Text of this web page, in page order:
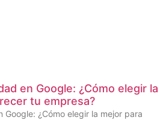
en Google: ¿Cómo elegir la
tu empresa?
¿Cómo elegir la mejor para